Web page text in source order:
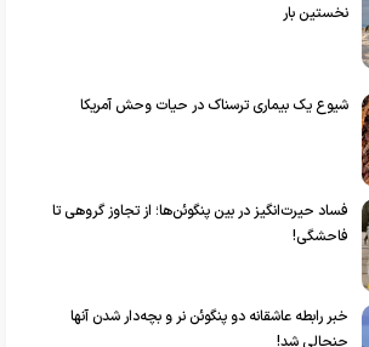
نخستین بار
شیوع یک بیماری ترسناک در حیات وحش آمریکا
فساد حیرت‌انگیز در بین پنگوئن‌ها؛ از تجاوز گروهی تا
فاحشگی!
خبر رابطه عاشقانه دو پنگوئن نر و بچه‌دار شدن آنها
جنجالی شد!